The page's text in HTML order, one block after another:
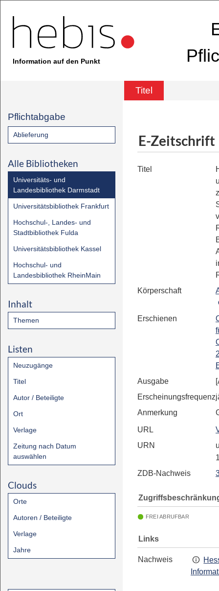
Information auf den Punkt
Titel
Pflichtabgabe
Ablieferung
Alle Bibliotheken
Universitäts- und
Landesbibliothek Darmstadt
Universitätsbibliothek Frankfurt
Hochschul-, Landes- und
Stadtbibliothek Fulda
Universitätsbibliothek Kassel
Hochschul- und
Landesbibliothek RheinMain
Inhalt
Themen
Listen
Neuzugänge
Titel
Autor / Beteiligte
Ort
Verlage
Zeitung nach Datum
auswählen
Clouds
Orte
Autoren / Beteiligte
Verlage
Jahre
E-Zeitschrift
Titel
Körperschaft
Erschienen
Ausgabe
Erscheinungsfrequenz
Anmerkung
URL
URN
ZDB-Nachweis
FREI ABRUFBAR
Links
Nachweis